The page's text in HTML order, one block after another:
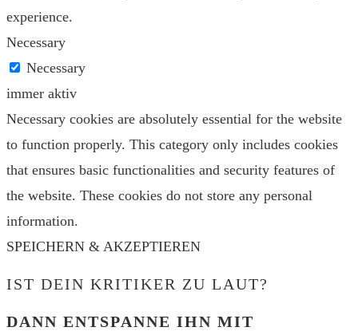
experience.
Necessary
Necessary
immer aktiv
Necessary cookies are absolutely essential for the website
to function properly. This category only includes cookies
that ensures basic functionalities and security features of
the website. These cookies do not store any personal
information.
SPEICHERN & AKZEPTIEREN
IST DEIN KRITIKER ZU LAUT?
DANN ENTSPANNE IHN MIT